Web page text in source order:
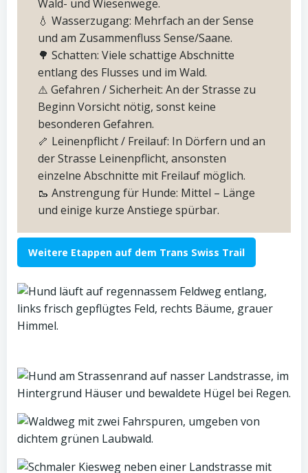
Wald- und Wiesenwege.
💧 Wasserzugang: Mehrfach an der Sense
und am Zusammenfluss Sense/Saane.
🌳 Schatten: Viele schattige Abschnitte
entlang des Flusses und im Wald.
⚠️ Gefahren / Sicherheit: An der Strasse zu
Beginn Vorsicht nötig, sonst keine
besonderen Gefahren.
🦴 Leinenpflicht / Freilauf: In Dörfern und an
der Strasse Leinenpflicht, ansonsten
einzelne Abschnitte mit Freilauf möglich.
🥾 Anstrengung für Hunde: Mittel – Länge
und einige kurze Anstiege spürbar.
Weitere Etappen auf dem Trans Swiss Trail